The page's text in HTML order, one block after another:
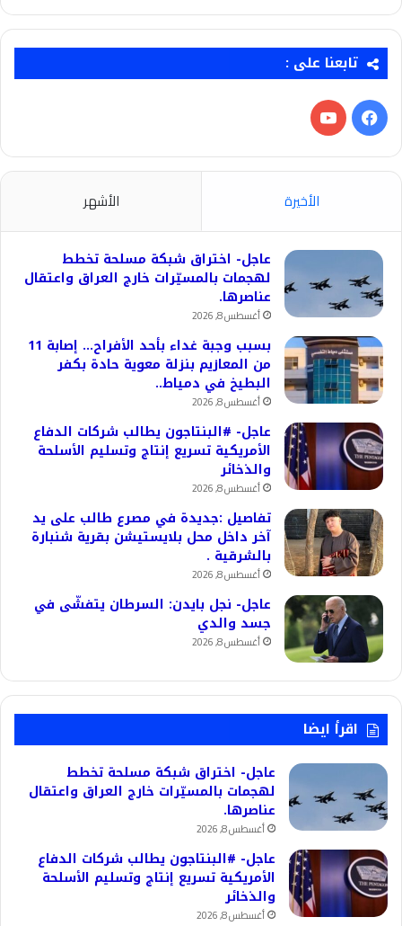
تابعنا على :
فيسبوك‫YouTube
الأخيرة الأشهر
عاجل- اختراق شبكة مسلحة تخطط
لهجمات بالمسيّرات خارج العراق واعتقال
عناصرها.
أغسطس 8, 2026
بسبب وجبة غداء بأحد الأفراح… إصابة 11
من المعازيم بنزلة معوية حادة بكفر
البطيخ في دمياط..
أغسطس 8, 2026
عاجل- #البنتاجون يطالب شركات الدفاع
الأمريكية تسريع إنتاج وتسليم الأسلحة
والذخائر
أغسطس 8, 2026
تفاصيل :جديدة في مصرع طالب على يد
آخر داخل محل بلايستيشن بقرية شنبارة
بالشرقية .
أغسطس 8, 2026
عاجل- نجل بايدن: السرطان يتفشّى في
جسد والدي
أغسطس 8, 2026
اقرأ ايضا
عاجل- اختراق شبكة مسلحة تخطط
لهجمات بالمسيّرات خارج العراق واعتقال
عناصرها.
أغسطس 8, 2026
عاجل- #البنتاجون يطالب شركات الدفاع
الأمريكية تسريع إنتاج وتسليم الأسلحة
والذخائر
أغسطس 8, 2026